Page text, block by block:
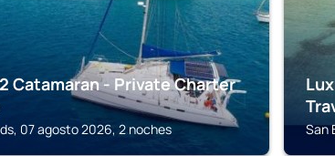
Catamaran - Private Charter
07 agosto 2026, 2 noches San